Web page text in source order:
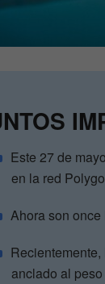
Este 27 de
en la red
Ahora son
anclado al